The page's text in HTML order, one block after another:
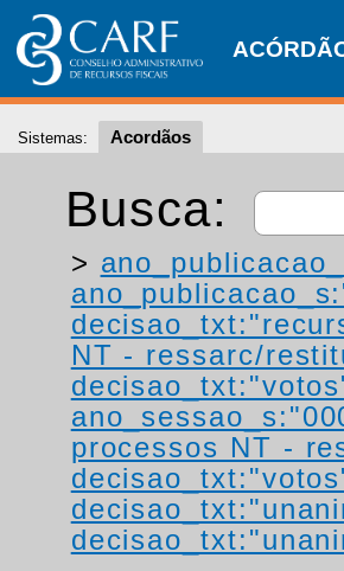
Sistemas: Acordãos
Busca:
>
NT - ressarc/
processos NT -